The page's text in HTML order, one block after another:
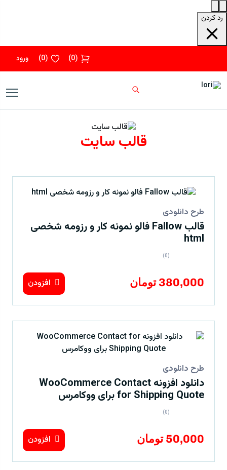
رد کردن
(
0
)
(
0
) ورود
قالب سایت
طرح دانلودی
قالب Fallow فالو نمونه کار و رزومه شخصی
html
(0)
380,000 تومان افزودن
طرح دانلودی
دانلود افزونه WooCommerce Contact
for Shipping Quote برای ووکامرس
(0)
50,000 تومان افزودن